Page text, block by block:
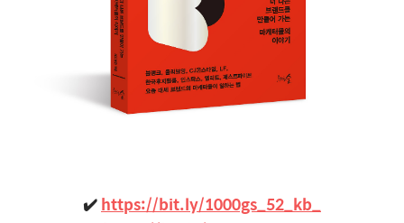
✔️https://bit.ly/1000gs_52_kb_